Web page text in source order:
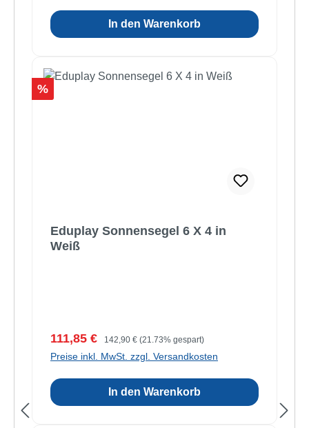
In den Warenkorb
Rabatt
%
Eduplay Sonnensegel 6 X 4 in
Weiß
Verkaufspreis:
111,85 € Regulärer Preis:
142,90 € (21.73% gespart)
Preise inkl. MwSt. zzgl. Versandkosten
In den Warenkorb